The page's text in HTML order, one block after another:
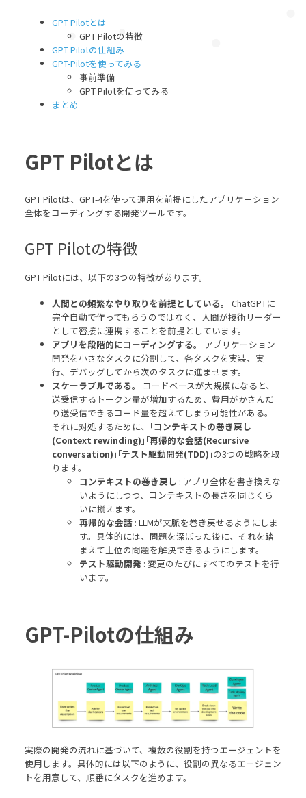
GPT Pilotとは
GPT Pilotの特徴
GPT-Pilotの仕組み
GPT-Pilotを使ってみる
事前準備
GPT-Pilotを使ってみる
まとめ
GPT Pilotとは
GPT Pilotは、GPT-4を使って運用を前提にしたアプリケーション
全体をコーディングする開発ツールです。
GPT Pilotの特徴
GPT Pilotには、以下の3つの特徴があります。
人間との頻繁なやり取りを前提としている。
ChatGPTに
完全自動で作ってもらうのではなく、人間が技術リーダー
として密接に連携することを前提としています。
アプリを段階的にコーディングする。
アプリケーション
開発を小さなタスクに分割して、各タスクを実装、実
行、デバッグしてから次のタスクに進ませます。
スケーラブルである。
コードベースが大規模になると、
送受信するトークン量が増加するため、費用がかさんだ
り送受信できるコード量を超えてしまう可能性がある。
それに対処するために、｢コンテキストの巻き戻し
(Context rewinding) ｣｢再帰的な会話(Recursive
conversation) ｣｢テスト駆動開発(TDD) ｣の3つの戦略を取
ります。
コンテキストの巻き戻し : アプリ全体を書き換えな
いようにしつつ、コンテキストの長さを同じくら
いに揃えます。
再帰的な会話 : LLMが文脈を巻き戻せるようにしま
す。具体的には、問題を深ぼった後に、それを踏
まえて上位の問題を解決できるようにします。
テスト駆動開発 : 変更のたびにすべてのテストを行
います。
GPT-Pilotの仕組み
実際の開発の流れに基づいて、複数の役割を持つエージェントを
使用します。具体的には以下のように、役割の異なるエージェン
トを用意して、順番にタスクを進めます。